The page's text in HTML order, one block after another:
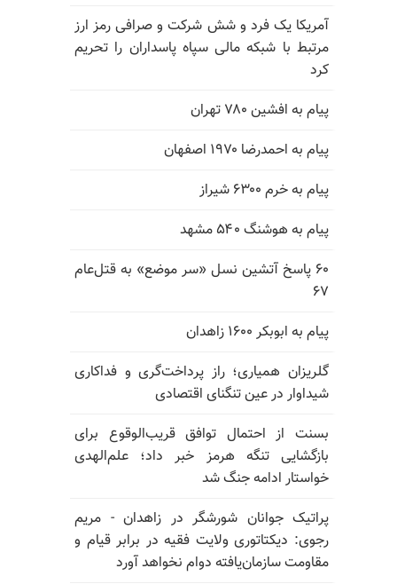
آمریکا یک فرد و شش شرکت و صرافی رمز ارز
مرتبط با شبکه مالی سپاه پاسداران را تحریم
کرد
پیام به افشین ۷۸۰ تهران
پیام به احمدرضا ۱۹۷۰ اصفهان
پیام به خرم ۶۳۰۰ شیراز
پیام به هوشنگ ۵۴۰ مشهد
۶۰ پاسخ آتشین نسل «سر موضع» به قتل‌عام
۶۷
پیام به ابوبکر ۱۶۰۰ زاهدان
گلریزان همیاری؛ راز پرداخت‌گری و فداکاری
شیداوار در عین تنگنای اقتصادی
بسنت از احتمال توافق قریب‌الوقوع برای
بازگشایی تنگه هرمز خبر داد؛ علم‌الهدی
خواستار ادامه جنگ شد
پراتیک جوانان شورشگر در زاهدان - مریم
رجوی: دیکتاتوری ولایت فقیه در برابر قیام و
مقاومت سازمان‌یافته دوام نخواهد آورد